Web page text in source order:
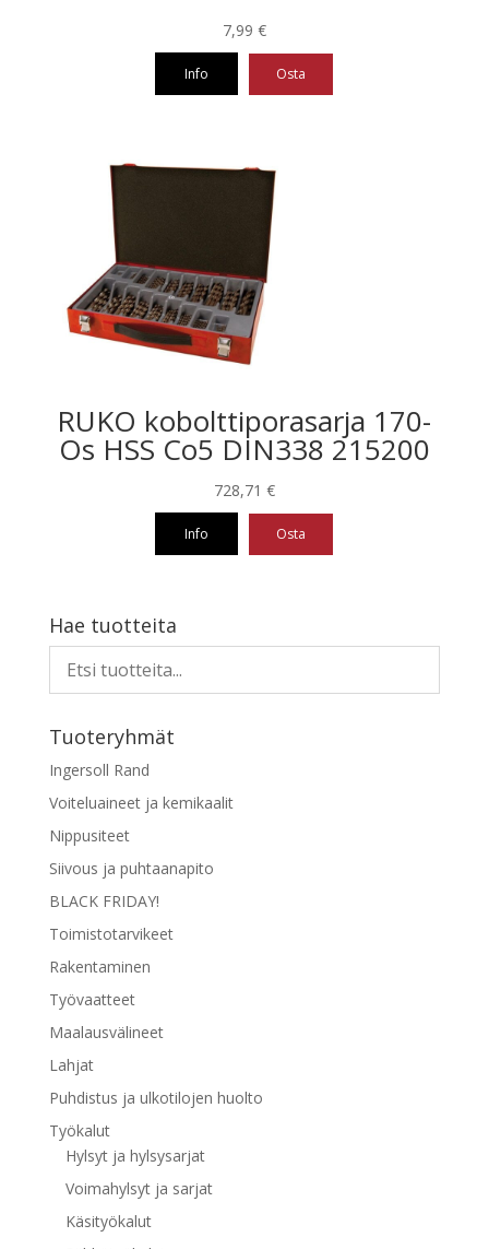
7,99 €
Info Osta
muunnelma.
valinnat
tuotteen
sivulla.
RUKO kobolttiporasarja 170-
Os HSS Co5 DIN338 215200
728,71 €
Info Osta
Hae tuotteita
Tuoteryhmät
Ingersoll Rand
Voiteluaineet ja kemikaalit
Nippusiteet
Siivous ja puhtaanapito
BLACK FRIDAY!
Toimistotarvikeet
Rakentaminen
Työvaatteet
Maalausvälineet
Lahjat
Puhdistus ja ulkotilojen huolto
Työkalut
Hylsyt ja hylsysarjat
Voimahylsyt ja sarjat
Käsityökalut